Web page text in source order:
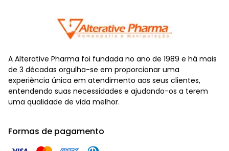
A Alterative Pharma foi fundada no ano de 1989 e há mais
de 3 décadas orgulha-se em proporcionar uma
experiência única em atendimento aos seus clientes,
entendendo suas necessidades e ajudando-os a terem
uma qualidade de vida melhor.
Formas de pagamento